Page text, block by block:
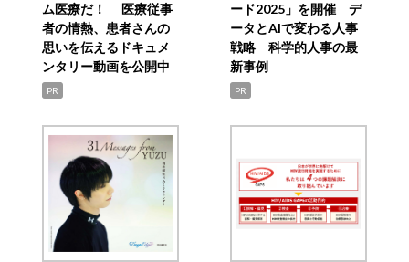
ム医療だ！ 医療従事
者の情熱、患者さんの
思いを伝えるドキュメ
ンタリー動画を公開中
PR
ード2025」を開催 デ
ータとAIで変わる人事
戦略 科学的人事の最
新事例
PR